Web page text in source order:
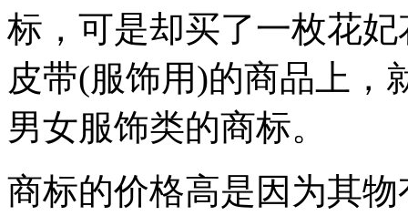
标，可是却买了一枚花
皮带(服饰用)的商品上，
男女服饰类的商标。
商标的价格高是因为其